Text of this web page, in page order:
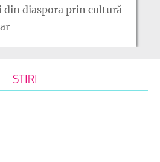
din diaspora prin cultură
STIRI